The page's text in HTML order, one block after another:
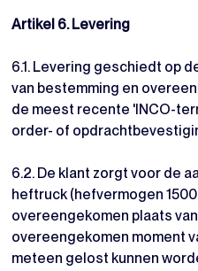
Artikel 6. Levering
6.1. Levering geschiedt op
van bestemming en
de meest recente 'INCO-
order- of
6.2. De klant zorgt voor de
heftruck (hefvermogen
overeengekomen plaats
overeengekomen moment
meteen gelost kunnen